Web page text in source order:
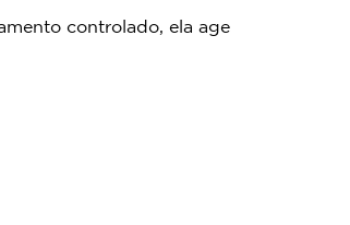
controlado, ela age